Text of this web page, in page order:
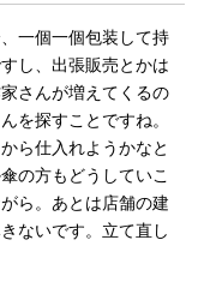
一個一個包装して持
し、出張販売とかは
さんが増えてくるの
を探すことですね。
ら仕入れようかなと
の方もどうしていこ
ら。あとは店舗の建
ないです。立て直し